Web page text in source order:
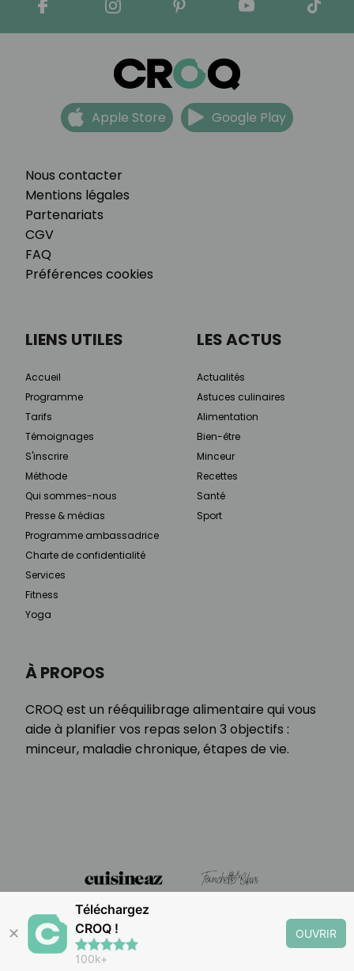
Nous contacter
Mentions légales
Partenariats
CGV
FAQ
Préférences cookies
Apple Store Google Play
À PROPOS
CROQ est un rééquilibrage alimentaire qui vous
aide à planifier vos repas selon 3 objectifs :
minceur, maladie chronique, étapes de vie.
LIENS UTILES
Accueil
Programme
Tarifs
Témoignages
S'inscrire
Méthode
Qui sommes-nous
Presse & médias
Programme ambassadrice
Charte de confidentialité
Services
Fitness
Yoga
LES ACTUS
Actualités
Astuces culinaires
Alimentation
Bien-être
Minceur
Recettes
Santé
Sport
✕
Téléchargez
CROQ !
100k+
OUVRIR